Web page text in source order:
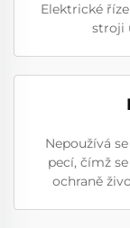
Elektrické
stroji
Nepoužívá
pecí, čímž
ochraně